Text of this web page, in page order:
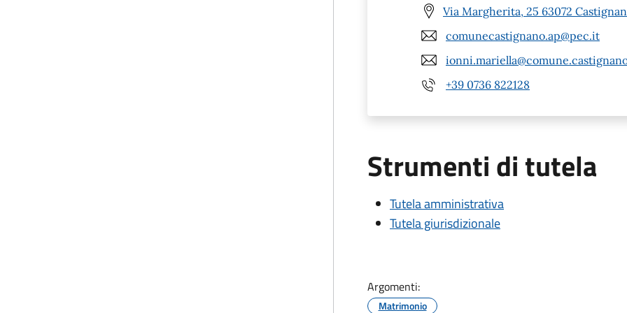
Via Margherita, 25 63072
comunecastignano.ap@pec.it
+39 0736 822128
Strumenti di tutela
Tutela amministrativa
Tutela giurisdizionale
Argomenti:
Matrimonio